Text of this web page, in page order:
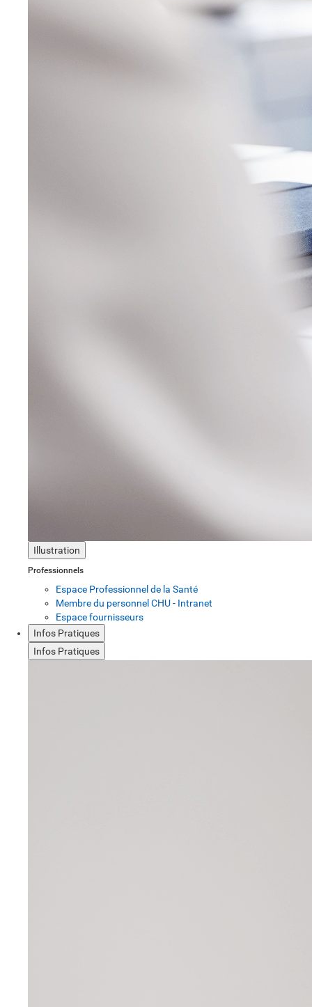
Illustration
Professionnels
Espace Professionnel de la Santé
Membre du personnel CHU - Intranet
Espace fournisseurs
Infos Pratiques
Infos Pratiques